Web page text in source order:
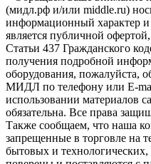
(мидл.рф и/или middle.ru)
информационный характер
является публичной
Статьи 437 Гражданского
получения подробной
оборудования, пожалуйста,
МИДЛ по телефону или E-
использовании материалов
обязательна. Все права
Также сообщаем, что наша
запрещенные в торговле на
бытовых и